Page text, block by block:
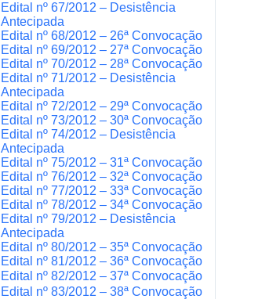
Edital nº 67/2012 – Desistência
Antecipada
Edital nº 68/2012 – 26ª Convocação
Edital nº 69/2012 – 27ª Convocação
Edital nº 70/2012 – 28ª Convocação
Edital nº 71/2012 – Desistência
Antecipada
Edital nº 72/2012 – 29ª Convocação
Edital nº 73/2012 – 30ª Convocação
Edital nº 74/2012 – Desistência
Antecipada
Edital nº 75/2012 – 31ª Convocação
Edital nº 76/2012 – 32ª Convocação
Edital nº 77/2012 – 33ª Convocação
Edital nº 78/2012 – 34ª Convocação
Edital nº 79/2012 – Desistência
Antecipada
Edital nº 80/2012 – 35ª Convocação
Edital nº 81/2012 – 36ª Convocação
Edital nº 82/2012 – 37ª Convocação
Edital nº 83/2012 – 38ª Convocação